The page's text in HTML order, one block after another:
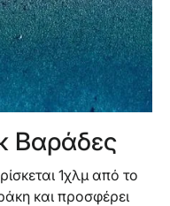
Βαράδες
1χλμ από το
και προσφέρει